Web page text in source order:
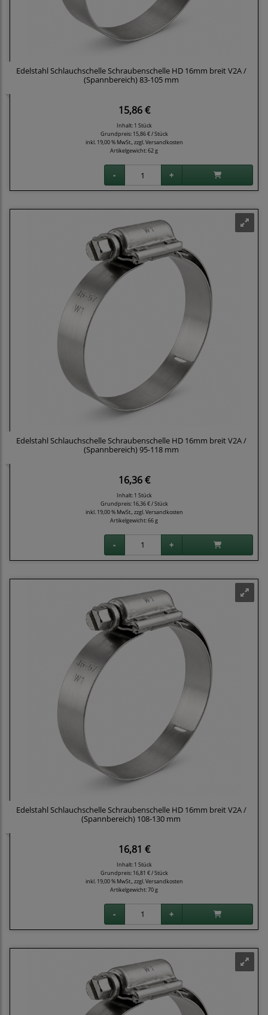
Edelstahl Schlauchschelle Schraubenschelle HD 16mm breit V2A /
(Spannbereich) 83-105 mm
15,86 €
Inhalt: 1 Stück
Grundpreis: 15,86 € / Stück
inkl. 19,00 % MwSt., zzgl.Versandkosten
Artikelgewicht: 62 g
Edelstahl Schlauchschelle Schraubenschelle HD 16mm breit V2A /
(Spannbereich) 95-118 mm
16,36 €
Inhalt: 1 Stück
Grundpreis: 16,36 € / Stück
inkl. 19,00 % MwSt., zzgl. Versandkosten
Artikelgewicht: 66 g
Edelstahl Schlauchschelle Schraubenschelle HD 16mm breit V2A /
(Spannbereich) 108-130 mm
16,81 €
Inhalt: 1 Stück
Grundpreis: 16,81 € / Stück
inkl. 19,00 % MwSt., zzgl.Versandkosten
Artikelgewicht: 70 g